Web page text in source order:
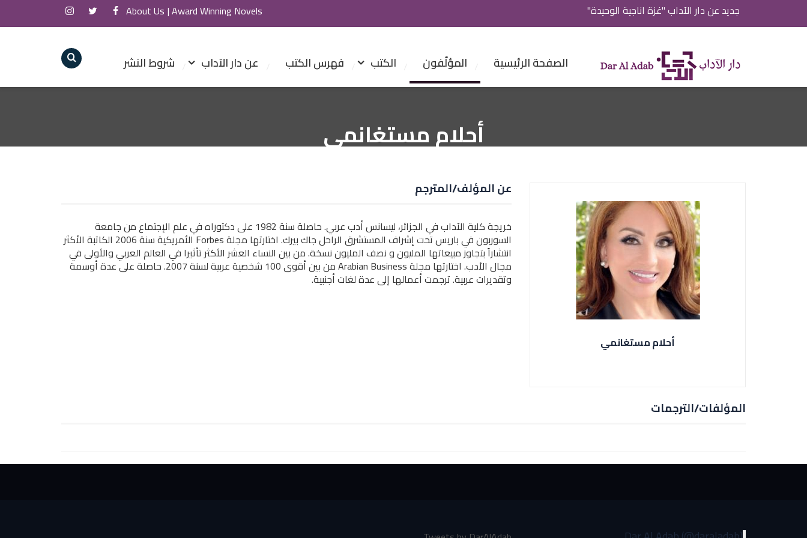
Award Winning Novels |
About Us جديد عن دار الآداب "غزة اناجية الوحيدة"
الصفحة الرئيسية المؤلّفون الكتب فهرس الكتب عن دار الآداب شروط النشر
أحلام مستغانمي
أحلام مستغانمي
عن المؤلف/المترجم
خريجة كلية الآداب في الجزائر، ليسانس أدب عربي. حاصلة سنة 1982 على دكتوراه في علم الإجتماع من جامعة
السوربون في باريس تحت إشراف المستشرق الراحل جاك بيرك. اختارتها مجلة Forbes الأمريكية سنة 2006 الكاتبة الأكثر
انتشاراً بتجاوز مبيعاتها المليون و نصف المليون نسخة. من بين النساء العشر الأكثر تأثيرا في العالم العربي والأولى في
مجال الأدب. اختارتها مجلة Arabian Business من بين أقوى 100 شخصية عربية لسنة 2007. حاصلة على عدة أوسمة
وتقديرات عربية. ترجمت أعمالها إلى عدة لغات أجنبية.
المؤلفات/الترجمات